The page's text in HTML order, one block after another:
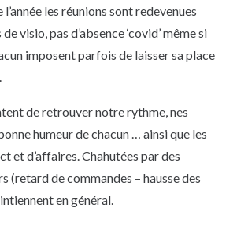
les réunions sont redevenues
visio, pas d’absence ‘covid’ même si
imposent parfois de laisser sa place
de retrouver notre rythme, nes
humeur de chacun … ainsi que les
et d’affaires. Chahutées par des
(retard de commandes – hausse des
en général.